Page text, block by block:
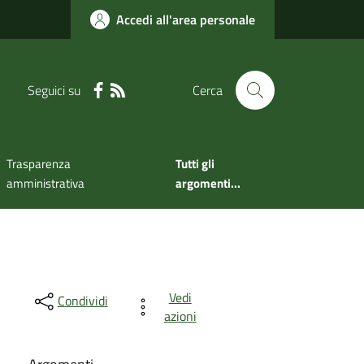
Accedi all'area personale
Seguici su Cerca
Trasparenza
amministrativa
Tutti gli
argomenti...
Condividi
Vedi
azioni